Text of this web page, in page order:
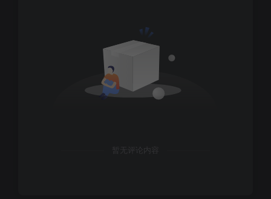
暂无评论内容